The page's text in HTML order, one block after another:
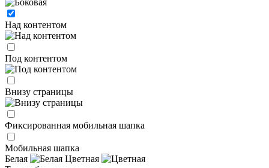
Над контентом
Под контентом
Внизу страницы
Фиксированная мобильная шапка
Мобильная шапка
Белая
Цветная